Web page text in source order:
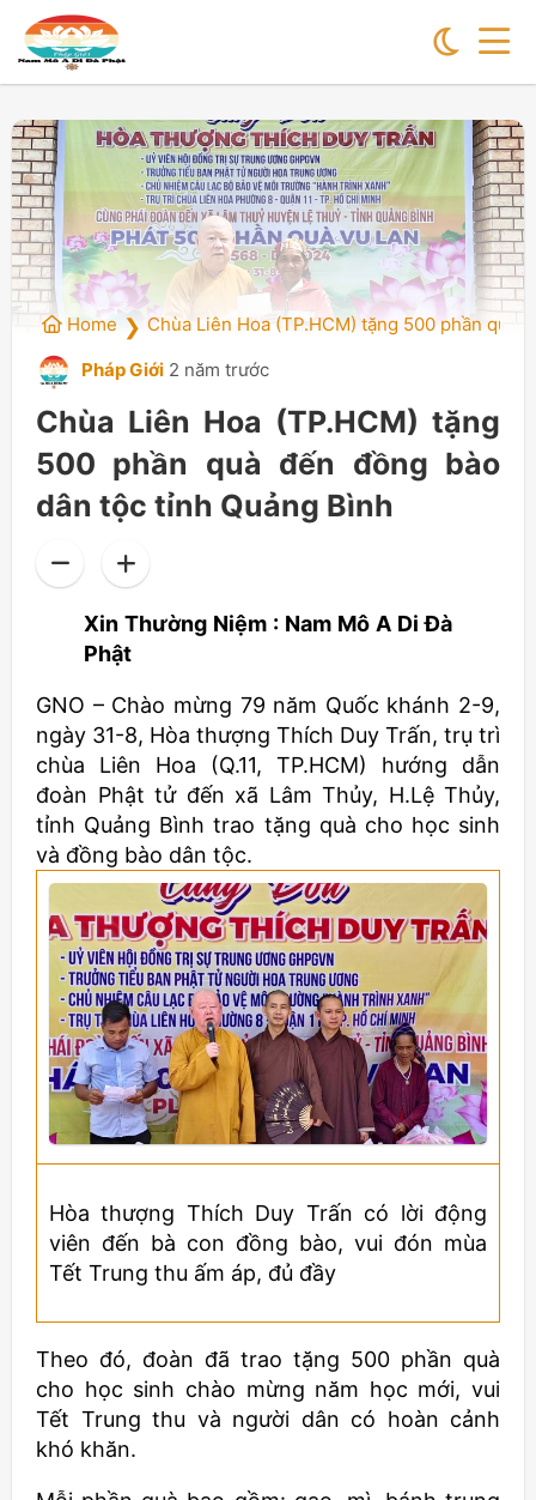
Home ❯ Chùa Liên Hoa (TP.HCM) tặng 500 phần quà
Pháp Giới 2 năm trước
Chùa Liên Hoa (TP.HCM) tặng
500 phần quà đến đồng bào
dân tộc tỉnh Quảng Bình
Xin Thường Niệm : Nam Mô A Di Đà
Phật
GNO – Chào mừng 79 năm Quốc khánh 2-9,
ngày 31-8, Hòa thượng Thích Duy Trấn, trụ trì
chùa Liên Hoa (Q.11, TP.HCM) hướng dẫn
đoàn Phật tử đến xã Lâm Thủy, H.Lệ Thủy,
tỉnh Quảng Bình trao tặng quà cho học sinh
và đồng bào dân tộc.
Hòa thượng Thích Duy Trấn có lời động
viên đến bà con đồng bào, vui đón mùa
Tết Trung thu ấm áp, đủ đầy
Theo đó, đoàn đã trao tặng 500 phần quà
cho học sinh chào mừng năm học mới, vui
Tết Trung thu và người dân có hoàn cảnh
khó khăn.